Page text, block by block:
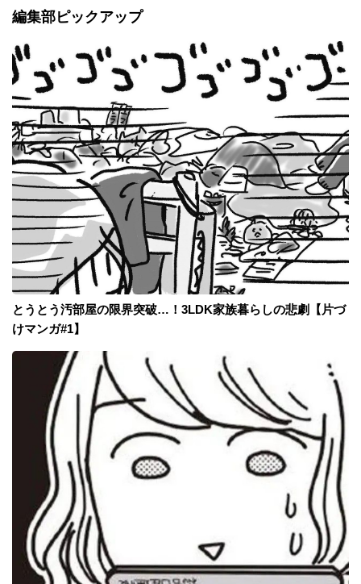
編集部ピックアップ
とうとう汚部屋の限界突破…！3LDK家族暮らしの悲劇【片づ
けマンガ#1】